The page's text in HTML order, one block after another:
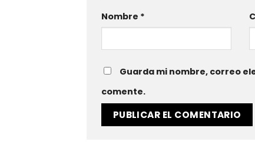
Nombre *
Guarda mi nombre, correo
comente.